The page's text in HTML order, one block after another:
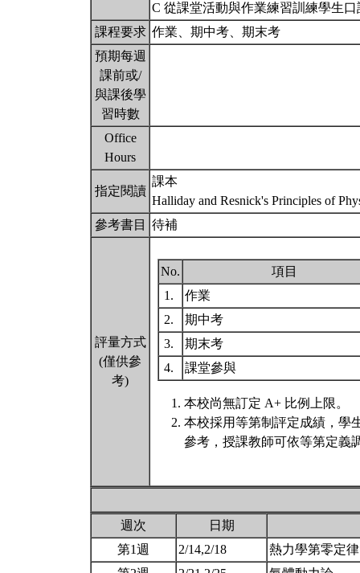
C 從課堂活動與作業練習訓練學生
課程要求 作業、期中考、期末考
預期每週
課前或/
與課後學
習時數
Office
Hours
指定閱讀
課本
Halliday and Resnick's Principles of
參考書目
待補
評量方式
(僅供參
考)
No.
項目
1.
作業
2.
期中考
3.
期末考
4.
課堂參與
本校尚無訂定 A+ 比例上限。
本校採用等第制評定成績，學
參考，授課教師可依等第定義
週次
日期
第1週
2/14,2/18
熱力學第零定